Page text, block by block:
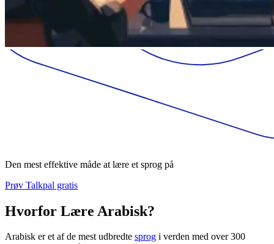
Den mest effektive måde at lære et sprog på
Prøv Talkpal gratis
Hvorfor Lære Arabisk?
Arabisk er et af de mest udbredte sprog i verden med over 300